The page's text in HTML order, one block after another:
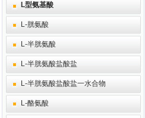
L型氨基酸
L-胱氨酸
L-半胱氨酸
L-半胱氨酸盐酸盐
L-半胱氨酸盐酸盐一水合物
L-酪氨酸